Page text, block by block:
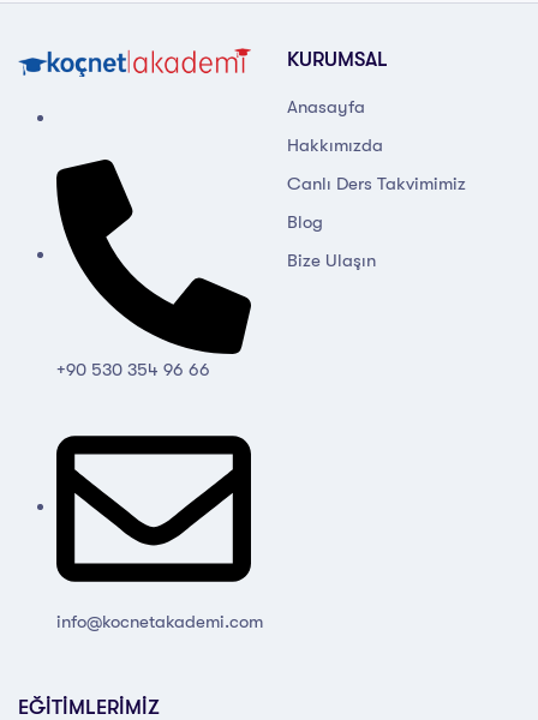
+90 530 354 96 66
info@kocnetakademi.com
KURUMSAL
Anasayfa
Hakkımızda
Canlı Ders Takvimimiz
Blog
Bize Ulaşın
EĞİTİMLERİMİZ